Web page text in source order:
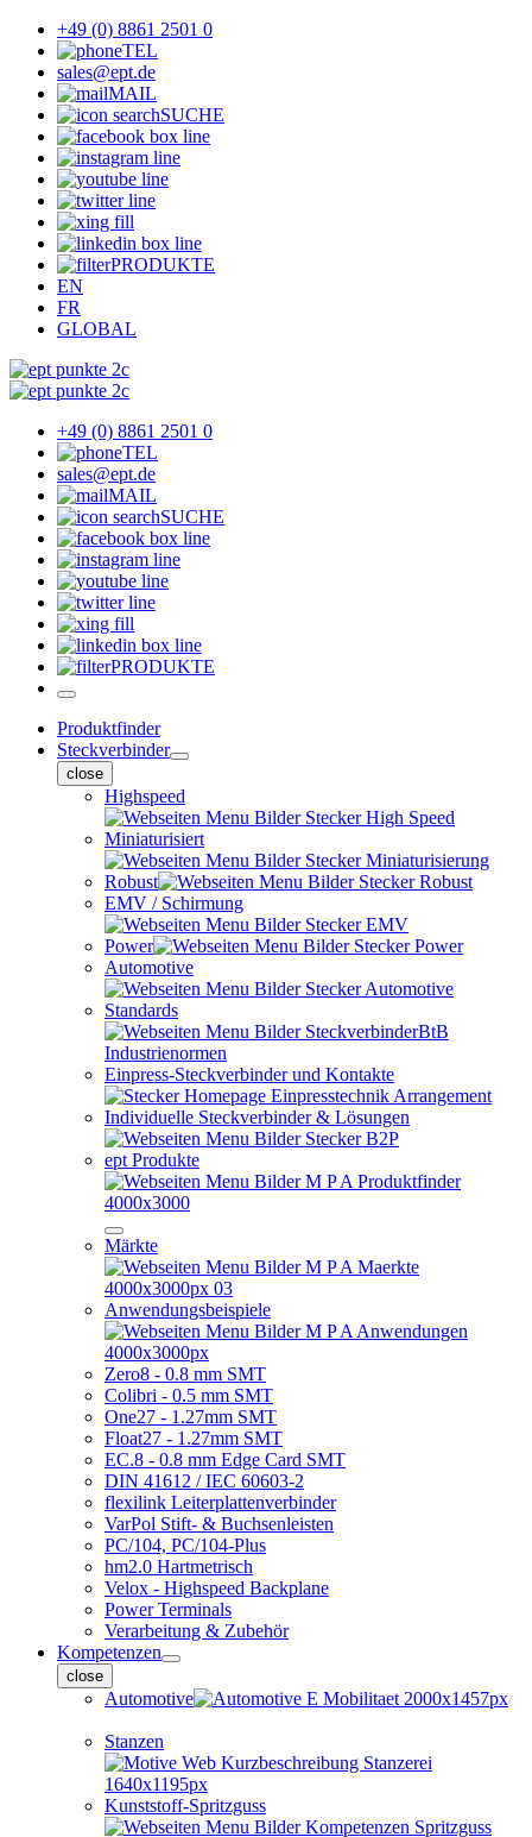
+49 (0) 8861 2501 0
TEL
sales@ept.de
MAIL
SUCHE
PRODUKTE
EN
FR
GLOBAL
+49 (0) 8861 2501 0
TEL
sales@ept.de
MAIL
SUCHE
PRODUKTE
Produktfinder
Steckverbinder
close
Highspeed
Miniaturisiert
Robust
EMV / Schirmung
Power
Automotive
Standards
Einpress-Steckverbinder und Kontakte
Individuelle Steckverbinder & Lösungen
ept Produkte
Märkte
Anwendungsbeispiele
Zero8 - 0.8 mm SMT
Colibri - 0.5 mm SMT
One27 - 1.27mm SMT
Float27 - 1.27mm SMT
EC.8 - 0.8 mm Edge Card SMT
DIN 41612 / IEC 60603-2
flexilink Leiterplattenverbinder
VarPol Stift- & Buchsenleisten
PC/104, PC/104-Plus
hm2.0 Hartmetrisch
Velox - Highspeed Backplane
Power Terminals
Verarbeitung & Zubehör
Kompetenzen
close
Automotive
Stanzen
Kunststoff-Spritzguss